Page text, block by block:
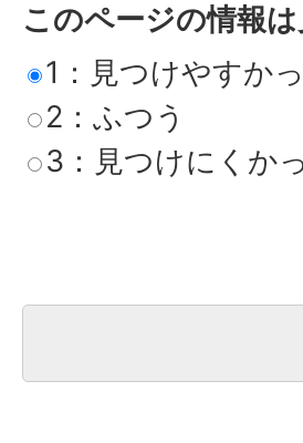
このページの情報
1：見つけやすか
2：ふつう
3：見つけにくか